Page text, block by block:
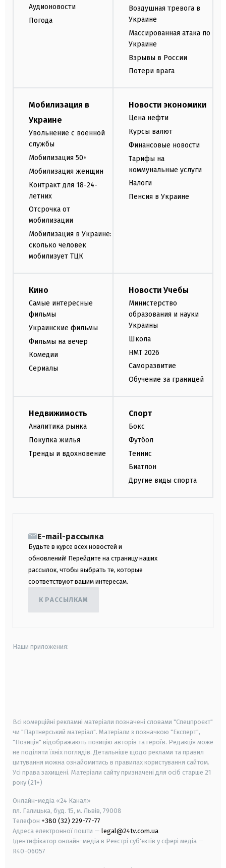
Аудионовости
Погода
Воздушная тревога в
Украине
Массированная атака по
Украине
Взрывы в России
Потери врага
Мобилизация в
Украине
Увольнение с военной
службы
Мобилизация 50+
Мобилизация женщин
Контракт для 18-24-
летних
Отсрочка от
мобилизации
Мобилизация в Украине:
сколько человек
мобилизует ТЦК
Новости экономики
Цена нефти
Курсы валют
Финансовые новости
Тарифы на
коммунальные услуги
Налоги
Пенсия в Украине
Кино
Самые интересные
фильмы
Украинские фильмы
Фильмы на вечер
Комедии
Сериалы
Новости Учебы
Министерство
образования и науки
Украины
Школа
НМТ 2026
Саморазвитие
Обучение за границей
Недвижимость
Аналитика рынка
Покупка жилья
Тренды и вдохновение
Спорт
Бокс
Футбол
Теннис
Биатлон
Другие виды спорта
E-mail-рассылка
Будьте в курсе всех новостей и
обновлений! Перейдите на страницу наших
рассылок, чтобы выбрать те, которые
соответствуют вашим интересам.
К РАССЫЛКАМ
Наши приложения:
Всі комерційні рекламні матеріали позначені словами "Спецпроєкт"
чи "Партнерський матеріал". Матеріали з позначкою "Експерт",
"Позиція" відображають позицію авторів та героїв. Редакція може
не поділяти їхніх поглядів. Детальніше щодо реклами та правил
цитування можна ознайомитись в правилах користування сайтом.
Усі права захищені. Матеріали сайту призначені для осіб старше 21
року (21+)
Онлайн-медіа «24 Канал»
пл. Галицька, буд. 15, м. Львів, 79008
Телефон +380 (32) 229-77-77
Адреса електронної пошти — legal@24tv.com.ua
Ідентифікатор онлайн-медіа в Реєстрі суб'єктів у сфері медіа —
R40-06057